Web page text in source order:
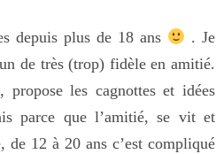
depuis plus de 18 ans
. Je
de très (trop) fidèle en amitié.
les cagnottes et idées
parce que l’amitié, se vit et
de 12 à 20 ans c’est compliqué